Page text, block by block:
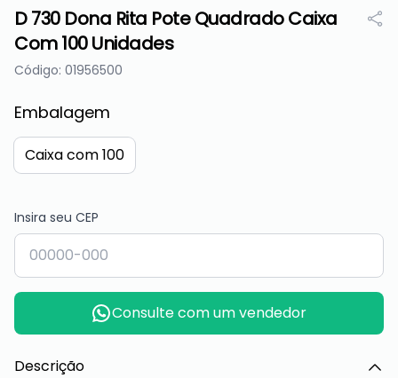
D 730 Dona Rita Pote Quadrado Caixa
Com 100 Unidades
Código: 01956500
Embalagem
Caixa com 100
Insira seu CEP
Consulte com um vendedor
Descrição